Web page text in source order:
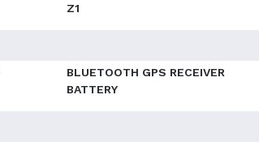
Z1
BLUETOOTH GPS RECEIVER
BATTERY